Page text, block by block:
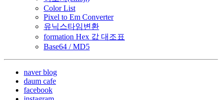
Color List
Pixel to Em Converter
유닉스타임변환
formation Hex 값 대조표
Base64 / MD5
naver blog
daum cafe
facebook